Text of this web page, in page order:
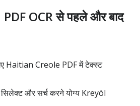
OCR से पहले और बाद
Haitian Creole PDF में टेक्स्ट
सिलेक्ट और सर्च करने योग्य Kreyòl